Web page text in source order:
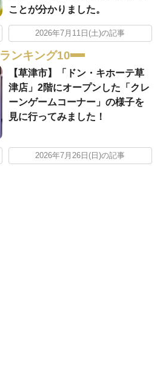
ことが分かりました。
2026年7月11日(土)の記事
ランキング10
【草津市】「ドン・キホーテ草
津店」2階にオープンした「クレ
ーンゲームコーナー」の様子を
見に行ってみました！
2026年7月26日(日)の記事